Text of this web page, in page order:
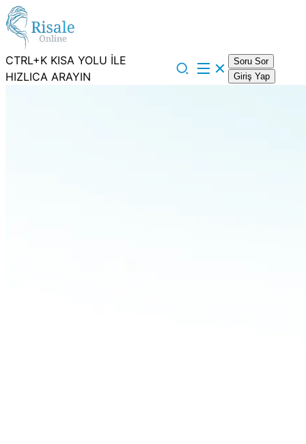
CTRL+K KISA YOLU İLE
HIZLICA ARAYIN
Soru Sor
Giriş Yap